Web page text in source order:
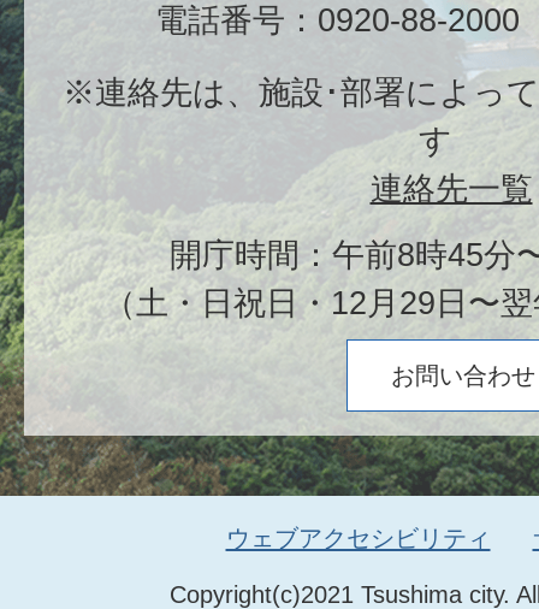
電話番号：0920-88-2000
※連絡先は、施設･部署によっ
す
連絡先一覧
開庁時間：午前8時45分
（土・日祝日・12月29日〜
お問い合わせ
Copyright(c)2021 Tsushima city.
ウェブアクセシビリティ